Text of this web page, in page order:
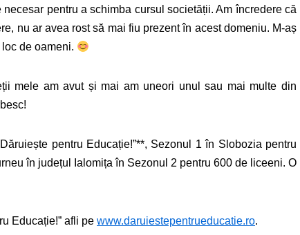
pentru a schimba cursul societății. Am încredere că
nu ar avea rost să mai fiu prezent în acest domeniu. M-aș
de oameni.
mele am avut și mai am uneori unul sau mai multe din
pentru Educație!”**, Sezonul 1 în Slobozia pentru
în județul Ialomița în Sezonul 2 pentru 600 de liceeni. O
Educație!” afli pe www.daruiestepentrueducatie.ro.